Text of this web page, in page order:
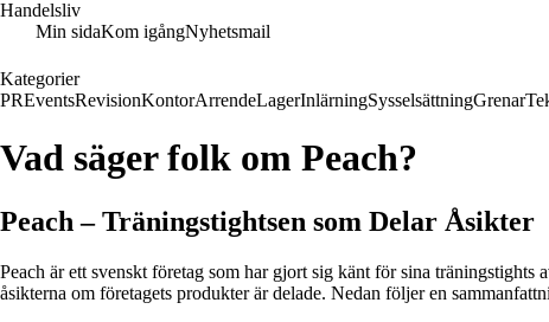
Handelsliv
Min sidaKom igångNyhetsmail
Kategorier
PREventsRevisionKontorArrendeLagerInlärningSysselsättningGrenar
Vad säger folk om Peach?
Peach – Träningstightsen som Delar Åsikter
Peach är ett svenskt företag som har gjort sig känt för sina
åsikterna om företagets produkter är delade. Nedan följer en